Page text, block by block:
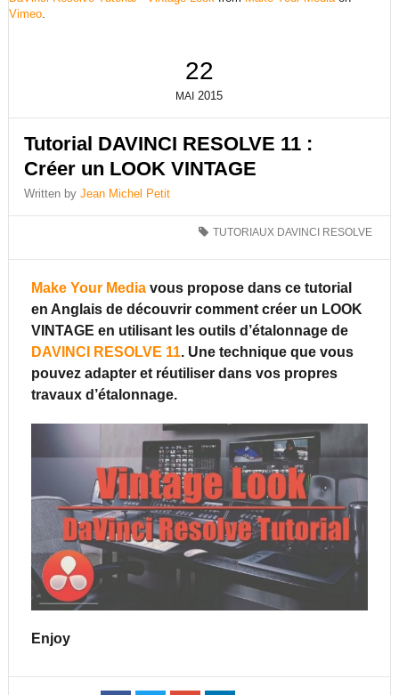
Vimeo.
22
MAI 2015
Tutorial DAVINCI RESOLVE 11 :
Créer un LOOK VINTAGE
Written byJean Michel Petit
TUTORIAUX DAVINCI RESOLVE
Make Your Mediavous propose dans ce tutorial
en Anglais de découvrir comment créer un LOOK
VINTAGE en utilisant les outils d’étalonnage de
DAVINCI RESOLVE 11. Une technique que vous
pouvez adapter et réutiliser dans vos propres
travaux d’étalonnage.
Enjoy